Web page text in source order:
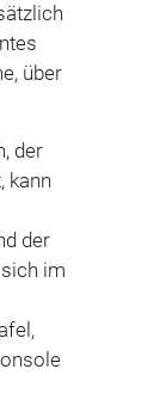
über
der
kann
der
im